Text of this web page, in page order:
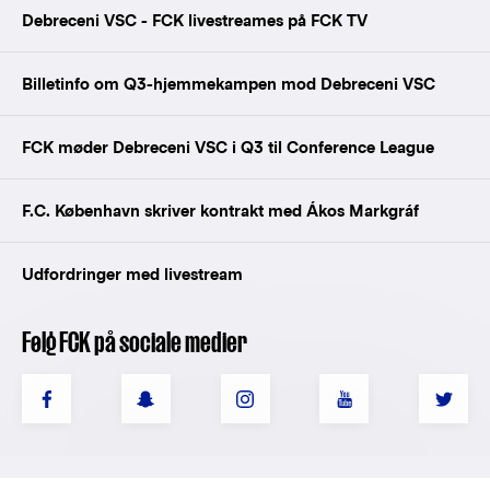
Debreceni VSC - FCK livestreames på FCK TV
Billetinfo om Q3-hjemmekampen mod Debreceni VSC
FCK møder Debreceni VSC i Q3 til Conference League
F.C. København skriver kontrakt med Ákos Markgráf
Udfordringer med livestream
Følg FCK på sociale medier